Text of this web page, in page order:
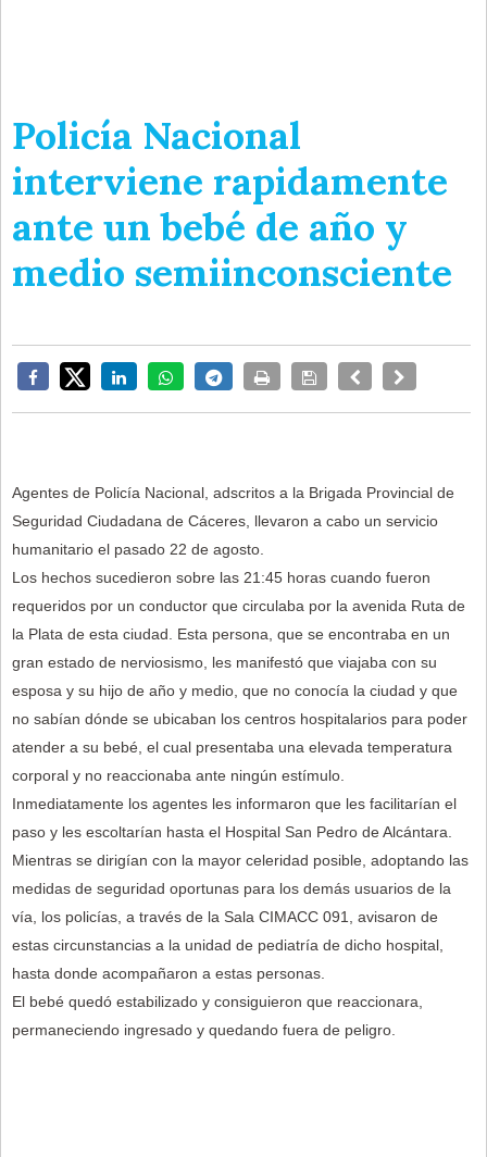
Policía Nacional
interviene rapidamente
ante un bebé de año y
medio semiinconsciente
Agentes de Policía Nacional, adscritos a la Brigada Provincial de
Seguridad Ciudadana de Cáceres, llevaron a cabo un servicio
humanitario el pasado 22 de agosto.
Los hechos sucedieron sobre las 21:45 horas cuando fueron
requeridos por un conductor que circulaba por la avenida Ruta de
la Plata de esta ciudad. Esta persona, que se encontraba en un
gran estado de nerviosismo, les manifestó que viajaba con su
esposa y su hijo de año y medio, que no conocía la ciudad y que
no sabían dónde se ubicaban los centros hospitalarios para poder
atender a su bebé, el cual presentaba una elevada temperatura
corporal y no reaccionaba ante ningún estímulo.
Inmediatamente los agentes les informaron que les facilitarían el
paso y les escoltarían hasta el Hospital San Pedro de Alcántara.
Mientras se dirigían con la mayor celeridad posible, adoptando las
medidas de seguridad oportunas para los demás usuarios de la
vía, los policías, a través de la Sala CIMACC 091, avisaron de
estas circunstancias a la unidad de pediatría de dicho hospital,
hasta donde acompañaron a estas personas.
El bebé quedó estabilizado y consiguieron que reaccionara,
permaneciendo ingresado y quedando fuera de peligro.